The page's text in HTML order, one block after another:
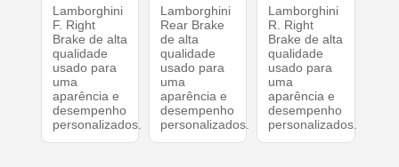
Lamborghini
F. Right
Brake de alta
qualidade
usado para
uma
aparência e
desempenho
personalizados.
Lamborghini
Rear Brake
de alta
qualidade
usado para
uma
aparência e
desempenho
personalizados.
Lamborghini
R. Right
Brake de alta
qualidade
usado para
uma
aparência e
desempenho
personalizados.